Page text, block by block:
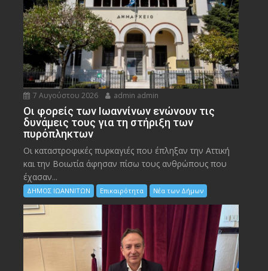
7 Αυγούστου 2026 admin admin
Οι φορείς των Ιωαννίνων ενώνουν τις
δυνάμεις τους για τη στήριξη των
πυρόπληκτων
Οι καταστροφικές πυρκαγιές που έπληξαν την Αττική
και την Bοιωτία άφησαν πίσω τους ανθρώπους που
έχασαν...
ΔΗΜΟΣ ΙΩΑΝΝΙΤΩΝ Επικαιρότητα Νέα των Δήμων